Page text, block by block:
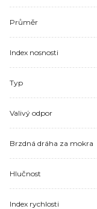
Průměr
Index nosnosti
Typ
Valivý odpor
Brzdná dráha za mokra
Hlučnost
Index rychlosti